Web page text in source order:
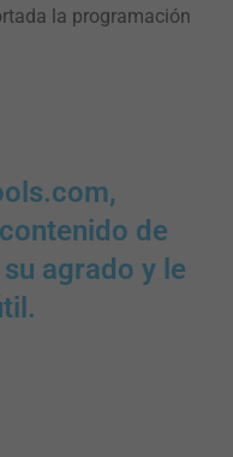
la programación
de
agrado y le